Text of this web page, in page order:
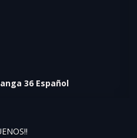
36 Español